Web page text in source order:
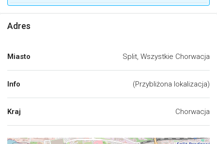
Adres
Miasto Split, Wszystkie Chorwacja
Info (Przybliżona lokalizacja)
Kraj Chorwacja